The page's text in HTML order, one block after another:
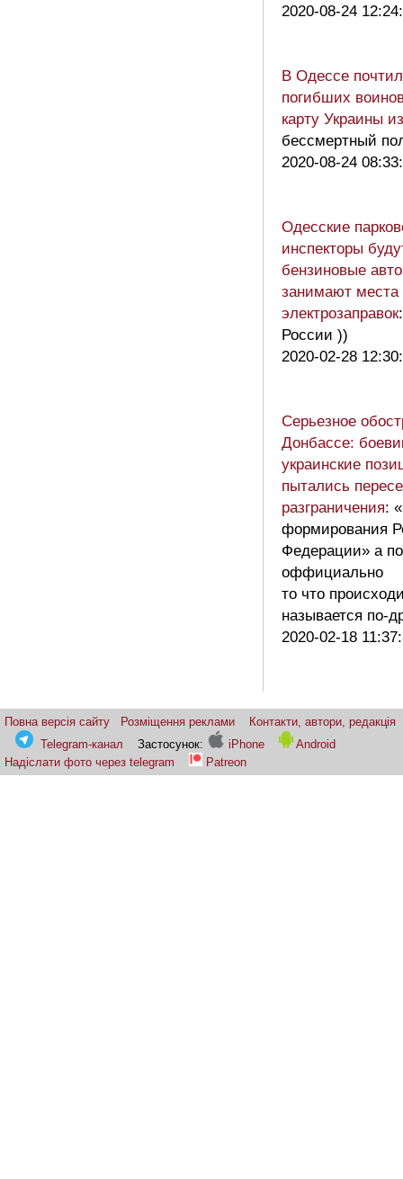
2020-08-24
В Одессе
погибших
карту Украины
бессмертный
2020-08-24
Одесские
инспекторы
бензиновые
занимают места
электрозаправок
России ))
2020-02-28
Серьезное
Донбассе:
украинские
пытались
разграничения:
формирования
Федерации» а
оффициально
то что
называется по-
2020-02-18
Повна версія сайту Розміщення реклами
Контакти, автори, редакція
Telegram-канал
Застосунок: iPhone
Android
Надіслати фото через telegram
Patreon